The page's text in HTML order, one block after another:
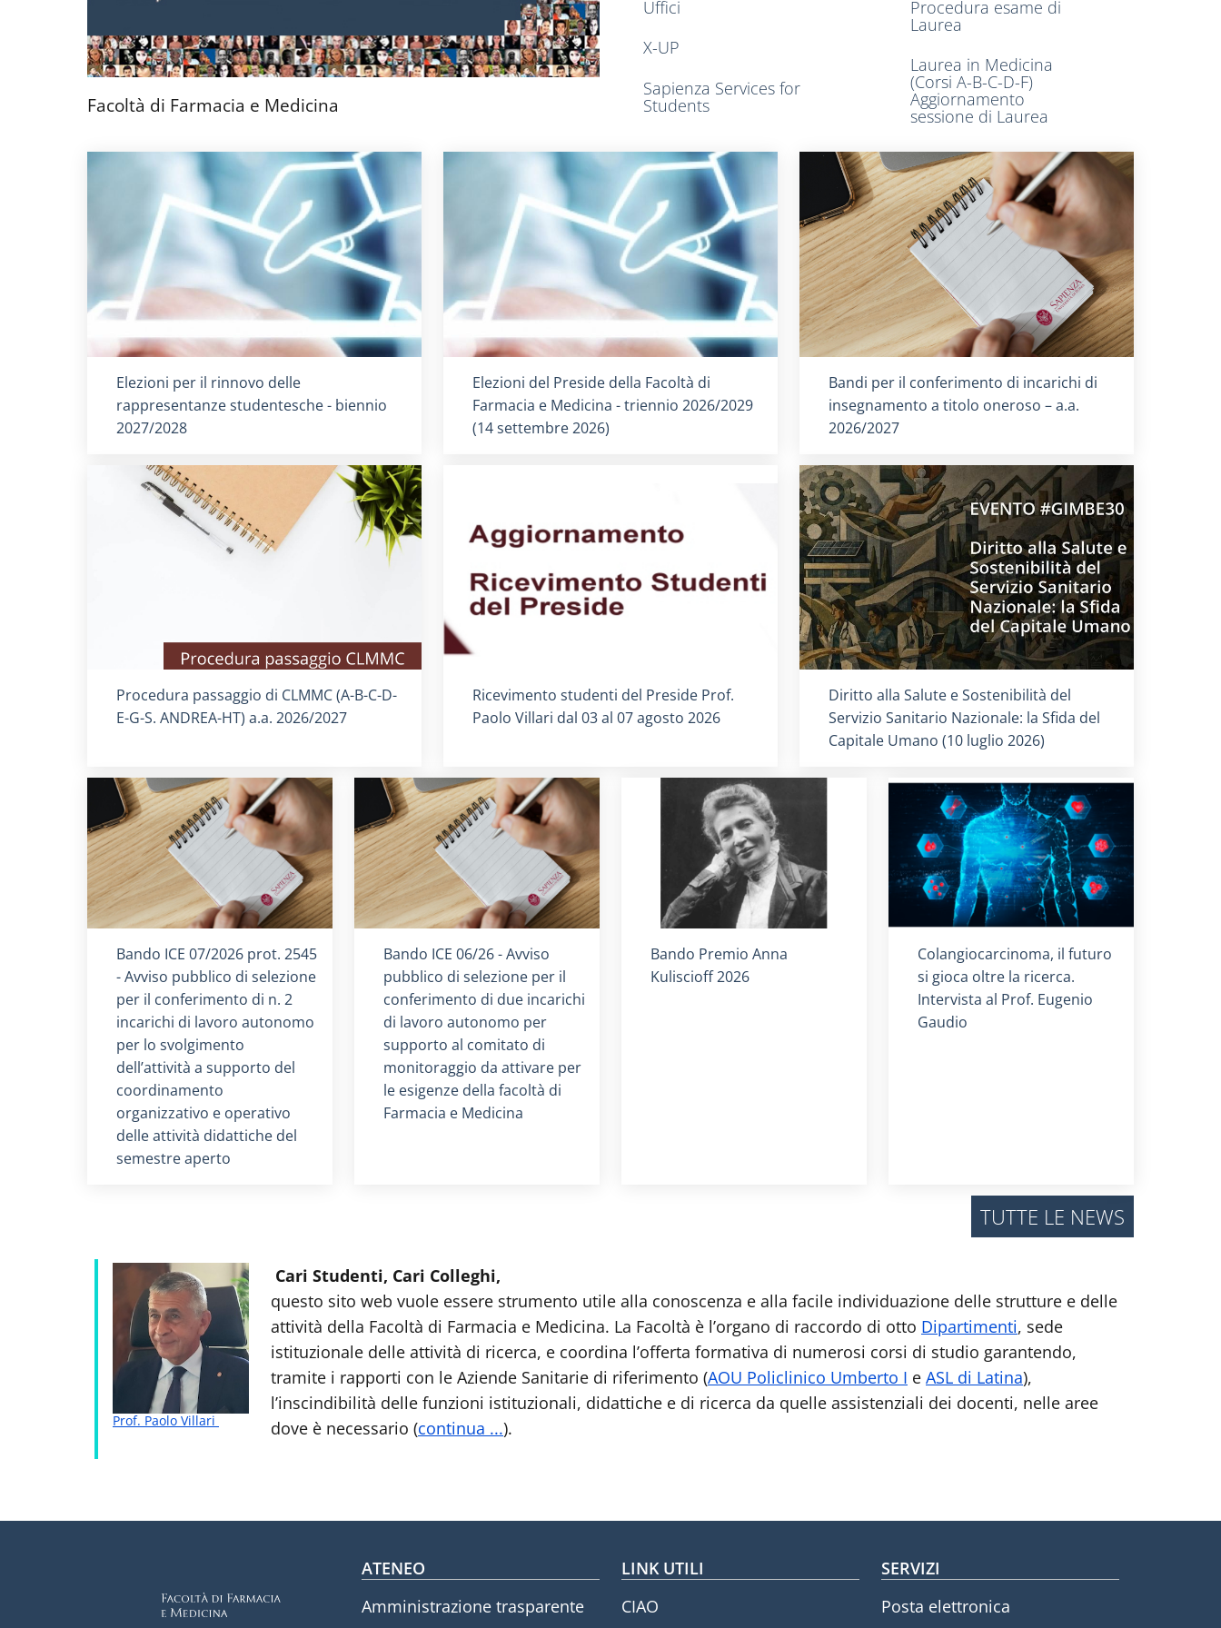
Facoltà di Farmacia e Medicina
Uffici
X-UP
Sapienza Services for
Students
Procedura esame di
Laurea
Laurea in Medicina
(Corsi A-B-C-D-F)
Aggiornamento
sessione di Laurea
Titolo card:
Elezioni per il rinnovo delle
rappresentanze studentesche - biennio
2027/2028
Titolo card :
Elezioni del Preside della Facoltà di
Farmacia e Medicina - triennio 2026/2029
(14 settembre 2026)
Titolo card :
Bandi per il conferimento di incarichi di
insegnamento a titolo oneroso – a.a.
2026/2027
Titolo card :
Procedura passaggio di CLMMC (A-B-C-D-
E-G-S. ANDREA-HT) a.a. 2026/2027
Titolo card:
Ricevimento studenti del Preside Prof.
Paolo Villari dal 03 al 07 agosto 2026
Titolo card:
Diritto alla Salute e Sostenibilità del
Servizio Sanitario Nazionale: la Sfida del
Capitale Umano (10 luglio 2026)
Titolo card:
Bando ICE 07/2026 prot. 2545
- Avviso pubblico di selezione
per il conferimento di n. 2
incarichi di lavoro autonomo
per lo svolgimento
dell’attività a supporto del
coordinamento
organizzativo e operativo
delle attività didattiche del
semestre aperto
Titolo card:
Bando ICE 06/26 - Avviso
pubblico di selezione per il
conferimento di due incarichi
di lavoro autonomo per
supporto al comitato di
monitoraggio da attivare per
le esigenze della facoltà di
Farmacia e Medicina
Titolo card:
Bando Premio Anna
Kuliscioff 2026
Titolo card:
Colangiocarcinoma, il futuro
si gioca oltre la ricerca.
Intervista al Prof. Eugenio
Gaudio
TUTTE LE NEWS
Prof. Paolo Villari
Cari Studenti, Cari Colleghi,
questo sito web vuole essere strumento utile alla conoscenza e alla facile individuazione delle strutture e delle
attività della Facoltà di Farmacia e Medicina. La Facoltà è l’organo di raccordo di otto Dipartimenti, sede
istituzionale delle attività di ricerca, e coordina l’offerta formativa di numerosi corsi di studio garantendo,
tramite i rapporti con le Aziende Sanitarie di riferimento (AOU Policlinico Umberto I e ASL di Latina),
l’inscindibilità delle funzioni istituzionali, didattiche e di ricerca da quelle assistenziali dei docenti, nelle aree
dove è necessario (continua ...).
Footer menu
ATENEO
Amministrazione trasparente
LINK UTILI
CIAO
SERVIZI
Posta elettronica